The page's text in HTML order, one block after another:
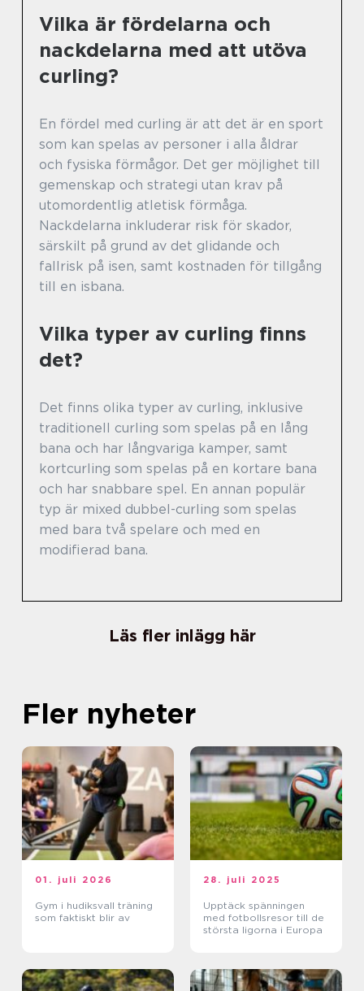
Vilka är fördelarna och
nackdelarna med att utöva
curling?
En fördel med curling är att det är en sport
som kan spelas av personer i alla åldrar
och fysiska förmågor. Det ger möjlighet till
gemenskap och strategi utan krav på
utomordentlig atletisk förmåga.
Nackdelarna inkluderar risk för skador,
särskilt på grund av det glidande och
fallrisk på isen, samt kostnaden för tillgång
till en isbana.
Vilka typer av curling finns
det?
Det finns olika typer av curling, inklusive
traditionell curling som spelas på en lång
bana och har långvariga kamper, samt
kortcurling som spelas på en kortare bana
och har snabbare spel. En annan populär
typ är mixed dubbel-curling som spelas
med bara två spelare och med en
modifierad bana.
Läs fler inlägg här
Fler nyheter
01. juli 2026
Gym i hudiksvall träning
som faktiskt blir av
28. juli 2025
Upptäck spänningen
med fotbollsresor till de
största ligorna i Europa